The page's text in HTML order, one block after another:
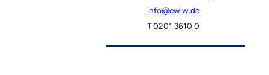
info
T 0201 3610 0